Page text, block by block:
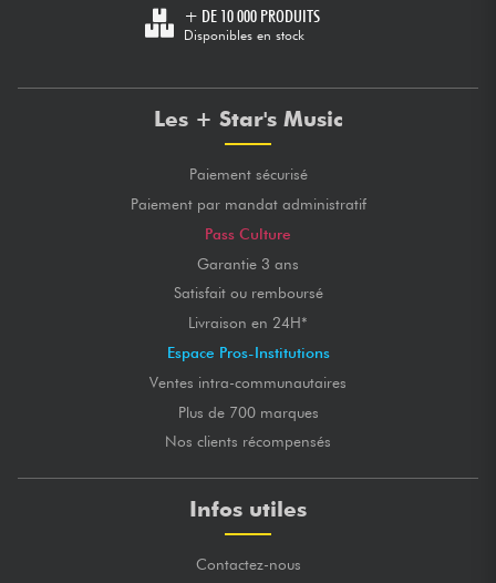
+ DE 10 000 PRODUITS
Disponibles en stock
Les + Star's Music
Paiement sécurisé
Paiement par mandat administratif
Pass Culture
Garantie 3 ans
Satisfait ou remboursé
Livraison en 24H*
Espace Pros-Institutions
Ventes intra-communautaires
Plus de 700 marques
Nos clients récompensés
Infos utiles
Contactez-nous